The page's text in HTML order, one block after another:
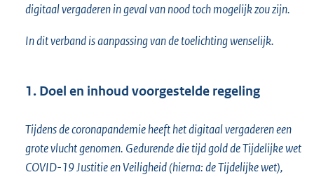
digitaal vergaderen in geval van nood toch mogelijk zou zijn.
In dit verband is aanpassing van de toelichting wenselijk.
1. Doel en inhoud voorgestelde regeling
Tijdens de coronapandemie heeft het digitaal vergaderen een
grote vlucht genomen. Gedurende die tijd gold de Tijdelijke wet
COVID-19 Justitie en Veiligheid (hierna: de Tijdelijke wet),